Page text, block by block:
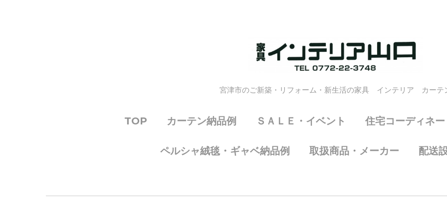
宮津市のご新築・リフォーム・新生活の家具 インテリア カーテ
TOP カーテン納品例 ＳＡＬＥ・イベント 住宅コーディネ
ペルシャ絨毯・ギャベ納品例 取扱商品・メーカー 配送